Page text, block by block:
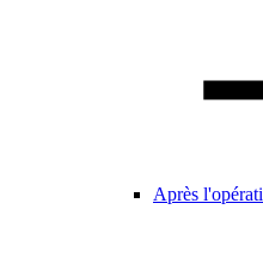
Après